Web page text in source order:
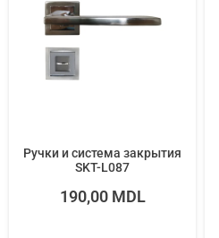
Ручки и система закрытия
SKT-L087
190,00 MDL